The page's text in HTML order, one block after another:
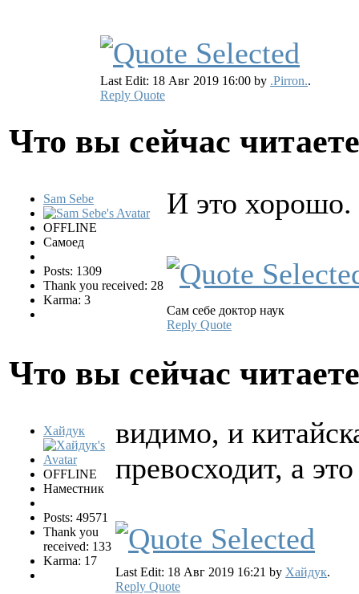
Last Edit: 18 Авг 2019 16:00 by .Pirron..
Reply Quote
Что вы сейчас
Sam Sebe
OFFLINE
Самоед
Posts: 1309
Thank you received: 28
Karma: 3
И это хорошо.
Сам себе доктор наук
Reply Quote
Что вы сейчас
Хайдук
OFFLINE
Наместник
Posts: 49571
Thank you
received: 133
Karma: 17
видимо, и
превосходит, а
Last Edit: 18 Авг 2019 16:21 by Хайдук.
Reply Quote